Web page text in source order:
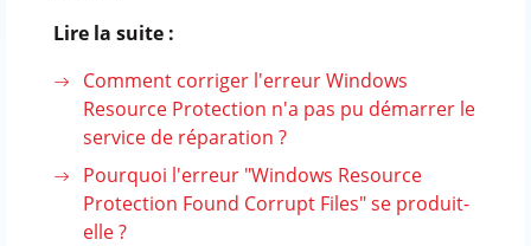
Lire la suite :
Comment corriger l'erreur Windows
Resource Protection n'a pas pu démarrer le
service de réparation ?
Pourquoi l'erreur "Windows Resource
Protection Found Corrupt Files" se produit-
elle ?